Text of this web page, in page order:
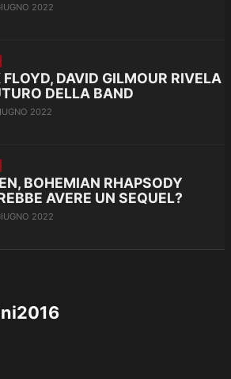
2022
FLOYD, DAVID GILMOUR RIVELA
DELLA BAND
2022
BOHEMIAN RHAPSODY
AVERE UN SEQUEL?
2022